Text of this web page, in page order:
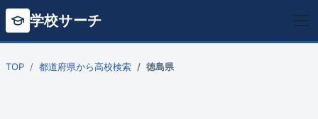
学校サーチ
TOP 都道府県から高校検索 徳島県